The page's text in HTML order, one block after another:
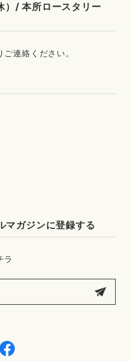
/ 本所ロースタリー
ガジンに登録する
ラ